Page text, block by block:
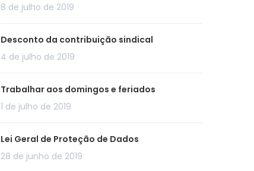
8 de julho de 2019
Desconto da contribuição sindical
4 de julho de 2019
Trabalhar aos domingos e feriados
1 de julho de 2019
Lei Geral de Proteção de Dados
28 de junho de 2019